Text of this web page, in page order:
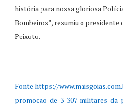
história para nossa gloriosa
Bombeiros”, resumiu o presidente
Peixoto.
Fonte https://
promocao-de-3-307-militares-